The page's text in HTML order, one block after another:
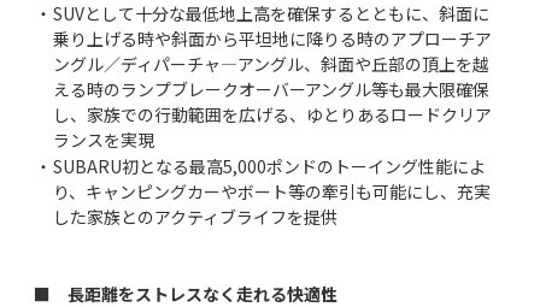
・ SUVとして十分な最低地上高を確保するとともに、斜面に
乗り上げる時や斜面から平坦地に降りる時のアプローチア
ングル／ディパーチャ―アングル、斜面や丘部の頂上を越
える時のランプブレークオーバーアングル等も最大限確保
し、家族での行動範囲を広げる、ゆとりあるロードクリア
ランスを実現
・ SUBARU初となる最高5,000ポンドのトーイング性能によ
り、キャンピングカーやボート等の牽引も可能にし、充実
した家族とのアクティブライフを提供
■ 長距離をストレスなく走れる快適性